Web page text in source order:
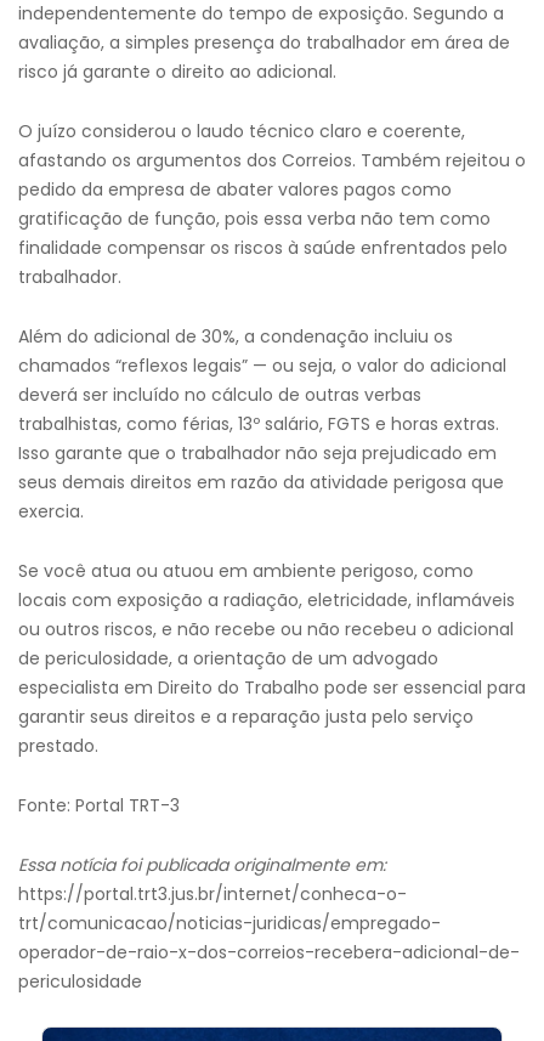
independentemente do tempo de exposição. Segundo a
avaliação, a simples presença do trabalhador em área de
risco já garante o direito ao adicional.
O juízo considerou o laudo técnico claro e coerente,
afastando os argumentos dos Correios. Também rejeitou o
pedido da empresa de abater valores pagos como
gratificação de função, pois essa verba não tem como
finalidade compensar os riscos à saúde enfrentados pelo
trabalhador.
Além do adicional de 30%, a condenação incluiu os
chamados “reflexos legais” — ou seja, o valor do adicional
deverá ser incluído no cálculo de outras verbas
trabalhistas, como férias, 13º salário, FGTS e horas extras.
Isso garante que o trabalhador não seja prejudicado em
seus demais direitos em razão da atividade perigosa que
exercia.
Se você atua ou atuou em ambiente perigoso, como
locais com exposição a radiação, eletricidade, inflamáveis
ou outros riscos, e não recebe ou não recebeu o adicional
de periculosidade, a orientação de um advogado
especialista em Direito do Trabalho pode ser essencial para
garantir seus direitos e a reparação justa pelo serviço
prestado.
Fonte: Portal TRT-3
Essa notícia foi publicada originalmente em:
https://portal.trt3.jus.br/internet/conheca-o-
trt/comunicacao/noticias-juridicas/empregado-
operador-de-raio-x-dos-correios-recebera-adicional-de-
periculosidade